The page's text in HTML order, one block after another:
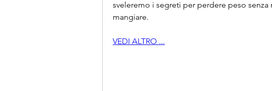
sveleremo i segreti per perdere peso
mangiare.
VEDI ALTRO ...